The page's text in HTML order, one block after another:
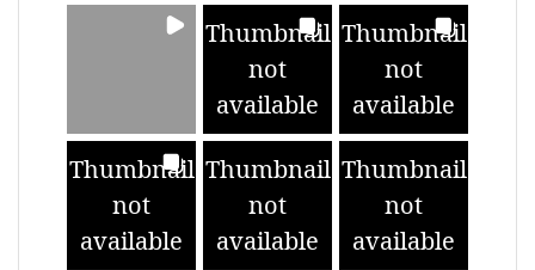
Thumbnail
not
available
Thumbnail
not
available
Thumbnail
not
available
Thumbnail
not
available
Thumbnail
not
available